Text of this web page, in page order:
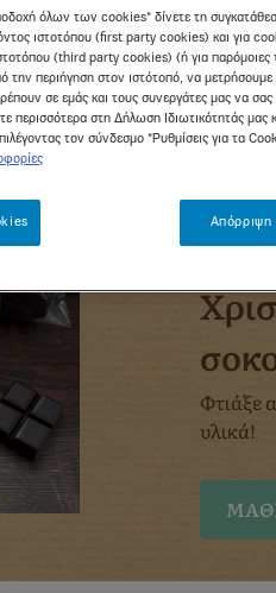
Το
Φτιάξε
υλικά!
όλων των cookies" δίνετε τη
ιστοτόπου (first party cookies) και για
(third party cookies) (ή για παρόμοιες
την περιήγηση στον ιστότοπό, να
σε εμάς και τους συνεργάτες μας να
στη Δήλωση Ιδιωτικότητάς μας
τον σύνδεσμο "Ρυθμίσεις για τα